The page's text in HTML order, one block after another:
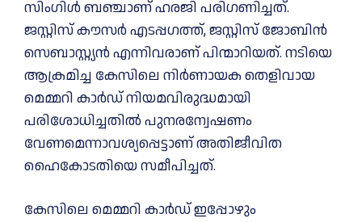
സിംഗിൾ ബഞ്ചാണ് ഹരജി പരിഗണിച്ചത്.
ജസ്റ്റിസ് കൗസർ എടപ്പഗത്ത്, ജസ്റ്റിസ് ജോബിൻ
സെബാസ്റ്റ്യൻ എന്നിവരാണ് പിന്മാറിയത്. നടിയെ
ആക്രമിച്ച കേസിലെ നിർണായക തെളിവായ
മെമ്മറി കാർഡ് നിയമവിരുദ്ധമായി
പരിശോധിച്ചതിൽ പുനരന്വേഷണം
വേണമെന്നാവശ്യപ്പെട്ടാണ് അതിജീവിത
ഹൈകോടതിയെ സമീപിച്ചത്.
കേസിലെ മെമ്മറി കാര്‍ഡ് ഇപ്പോഴും